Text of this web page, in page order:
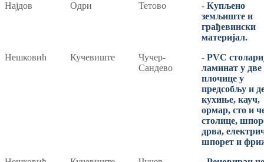
Најдов
Одри Тетово - Купљено
земљиште и
грађевински
материјал.
Нешковић
Кучевиште
Чучер-
Сандево
- PVC
ламинат у две
плочице у
предсобљу и
кухиње, кауч,
ормар, сто и
столице,
дрва,
шпорет и